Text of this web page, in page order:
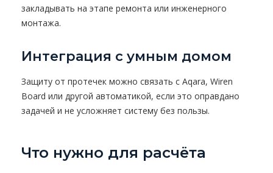
закладывать на этапе ремонта или инженерного
монтажа.
Интеграция с умным домом
Защиту от протечек можно связать с Aqara, Wiren
Board или другой автоматикой, если это оправдано
задачей и не усложняет систему без пользы.
Что нужно для расчёта